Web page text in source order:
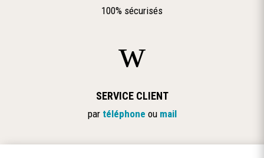
100% sécurisés
w
SERVICE CLIENT
par téléphone ou mail